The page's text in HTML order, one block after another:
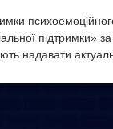
підтримки»
надавати